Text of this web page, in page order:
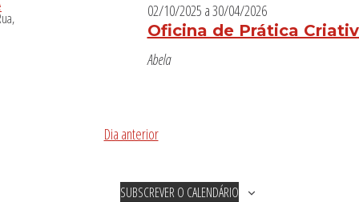
Oficina de Prática
02/10/2025 a30/04/2026
Abela
Dia anterior
SUBSCREVER O CALENDÁRIO